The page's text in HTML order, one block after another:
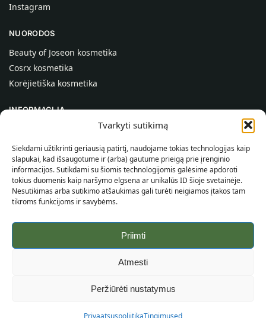
Tvarkyti sutikimą
Siekdami užtikrinti geriausią patirtį, naudojame tokias technologijas kaip
slapukai, kad išsaugotume ir (arba) gautume prieigą prie įrenginio
informacijos. Sutikdami su šiomis technologijomis galėsime apdoroti
tokius duomenis kaip naršymo elgsena ar unikalūs ID šioje svetainėje.
Nesutikimas arba sutikimo atšaukimas gali turėti neigiamos įtakos tam
tikroms funkcijoms ir savybėms.
Priimti
Atmesti
Peržiūrėti nustatymus
PrivaatsuspoliitikaTingimused
Instagram
NUORODOS
Beauty of Joseon kosmetika
Cosrx kosmetika
Korėjietiška kosmetika
INFORMACIJA
Kontaktai
Pagalba
INFORMACIJA PIRKĖJUI
Pristatymo sąlygos
Taisyklės ir sąlygos
Svetainės žemėlapis